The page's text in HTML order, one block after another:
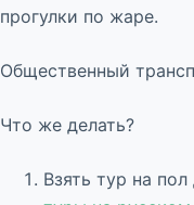
прогулки по жаре.
Общественный
Что же делать?
Взять тур на пол